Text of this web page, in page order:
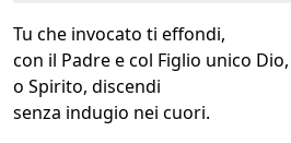
Tu che invocato ti effondi,
con il Padre e col Figlio unico Dio,
o Spirito, discendi
senza indugio nei cuori.